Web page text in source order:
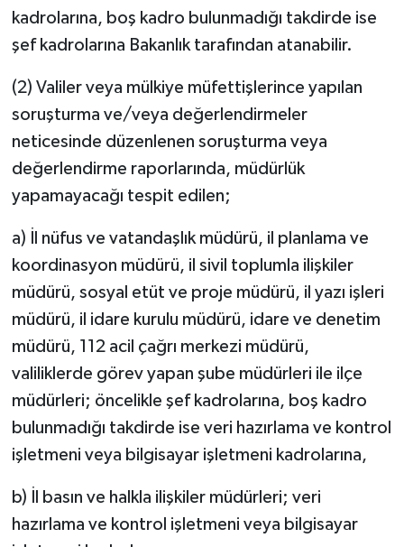
kadrolarına, boş kadro bulunmadığı takdirde ise
şef kadrolarına Bakanlık tarafından atanabilir.
(2) Valiler veya mülkiye müfettişlerince yapılan
soruşturma ve/veya değerlendirmeler
neticesinde düzenlenen soruşturma veya
değerlendirme raporlarında, müdürlük
yapamayacağı tespit edilen;
a) İl nüfus ve vatandaşlık müdürü, il planlama ve
koordinasyon müdürü, il sivil toplumla ilişkiler
müdürü, sosyal etüt ve proje müdürü, il yazı işleri
müdürü, il idare kurulu müdürü, idare ve denetim
müdürü, 112 acil çağrı merkezi müdürü,
valiliklerde görev yapan şube müdürleri ile ilçe
müdürleri; öncelikle şef kadrolarına, boş kadro
bulunmadığı takdirde ise veri hazırlama ve kontrol
işletmeni veya bilgisayar işletmeni kadrolarına,
b) İl basın ve halkla ilişkiler müdürleri; veri
hazırlama ve kontrol işletmeni veya bilgisayar